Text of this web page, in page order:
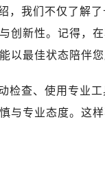
，我们不仅了解
创新性。记得，
以最佳状态陪伴您
检查、使用专业
与专业态度。这